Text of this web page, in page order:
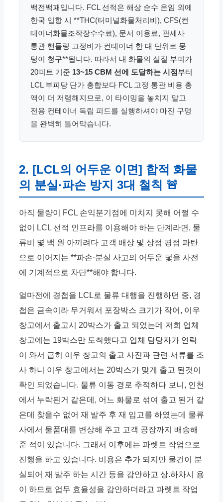
백전백패입니다. FCL 선적은 해상 순수 운임 외에
한국 입항 시 **THC(터미널화물처리비), CFS(컨
테이너화물조작장수수료), 문서 이용료, 관세사
통관 핸들링 고정비가 컨테이너 한 대 단위로 뭉
텅이 청구**됩니다. 따라서 내 화물의 실질 부피가
20피트 기준 13~15 CBM 선에 도달하는 시점 부터
LCL 부피당 단가 총합보다 FCL 고정 통관 비용 총
액이 더 저렴해지므로, 이 타이밍을 놓치지 말고
전용 컨테이너 독립 피드를 실행하셔야 마진 구멍
을 완벽히 틀어막습니다.
2. [LCL의 어두운 이면] 합적 화물
의 분실·파손 방지 3대 철칙 🚨
아직 물량이 FCL 손익분기점에 미치지 못해 어쩔 수
없이 LCL 선적 인프라를 이용해야 하는 단계라면, 물
류비 몇 백 원 아끼려다 고객 배상 및 상점 평점 파탄
으로 이어지는 **파손·분실 사고의 어두운 덫을 사전
에 기계적으로 차단**해야 합니다.
얼마전에 경첩을 LCL로 물류 대행을 진행하던 중, 경
첩은 금속이라 무거워서 포장박스 크기가 작어, 이우
창고에서 출고시 20박스가 출고 되었는데 저희 업체
창고에는 19박스만 도착했다고 업체 담당자가 연락
이 와서 급히 이우 창고의 출고 사진과 관련 서류를 조
사 하니 이우 창고에서는 20박스가 맞게 출고 된것이
확인 되었습니다. 물류 이동 경로 추적하다 보니, 인천
에서 누락된거 같은데, 어느 화물로 섞여 출고 된거 같
은데 찾을수 없어 재 발주 후 재 입고를 하였는데 물류
사에서 물품대를 변상해 주고 고객 공장까지 배송해
준 적이 있습니다. 그래서 이후에는 파렛트 작업으로
진행을 하고 있습니다. 비용은 추가 되지만 물건이 분
실되어 재 발주 하는 시간 등을 감안하고 상.하차시 용
이 하므로 업무 효율성을 감안하더라고 파렛트 작업